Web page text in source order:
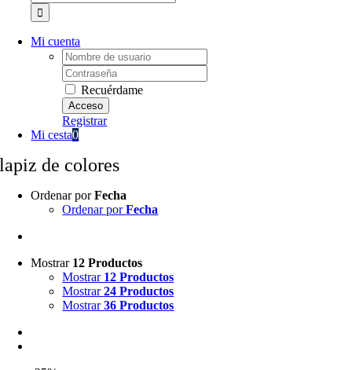
Mi cuenta
Username:
Password:
Recuérdame
Registrar
Mi cesta0
lapiz de colores
Ordenar porFecha
Ordenar porFecha
Mostrar 12 Productos
Mostrar 12 Productos
Mostrar24 Productos
Mostrar36 Productos